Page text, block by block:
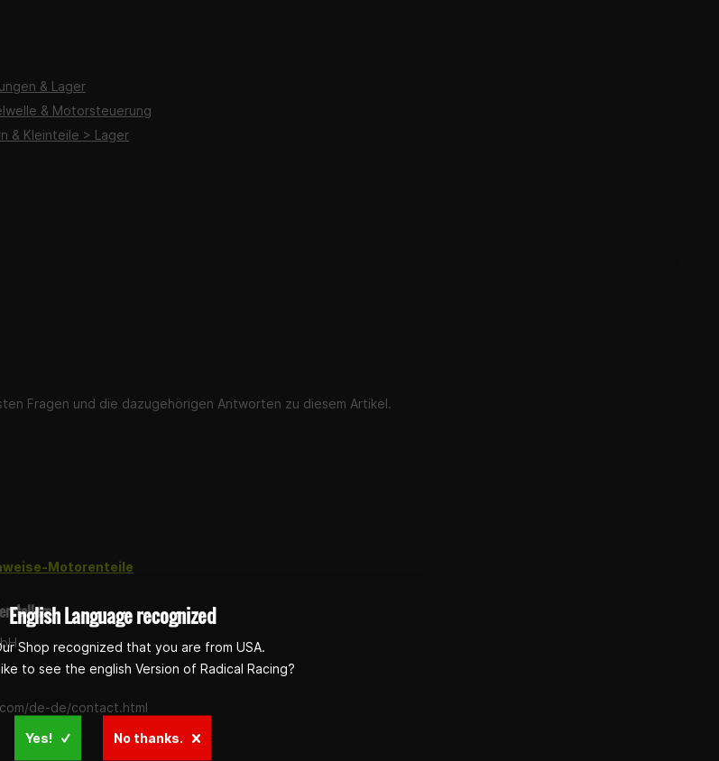
& Lager
& Motorsteuerung
& Kleinteile > Lager
Fragen und die dazugehörigen Antworten zu diesem Artikel.
Motorenteile
de-de/contact.html
English Language recognized
Shop recognized that you are from USA.
to see the english Version of Radical Racing?
Yes! No thanks.